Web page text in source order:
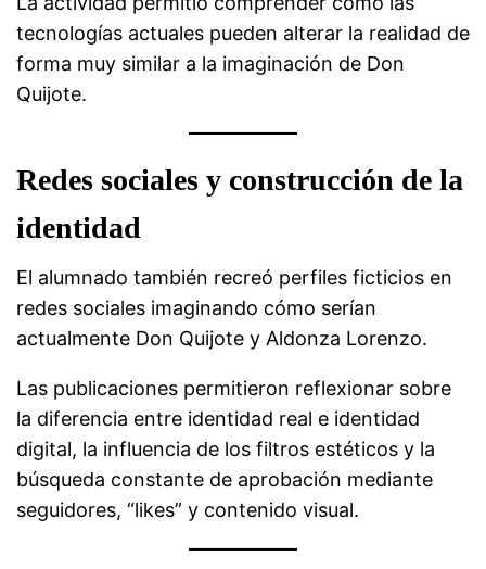
tecnologías actuales pueden alterar la realidad de
forma muy similar a la imaginación de Don
Quijote.
Redes sociales y construcción de la
identidad
El alumnado también recreó perfiles ficticios en
redes sociales imaginando cómo serían
actualmente Don Quijote y Aldonza Lorenzo.
Las publicaciones permitieron reflexionar sobre
la diferencia entre identidad real e identidad
digital, la influencia de los filtros estéticos y la
búsqueda constante de aprobación mediante
seguidores, “likes” y contenido visual.